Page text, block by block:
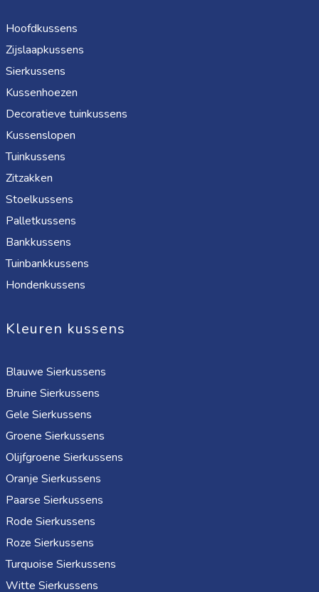
Hoofdkussens
Zijslaapkussens
Sierkussens
Kussenhoezen
Decoratieve tuinkussens
Kussenslopen
Tuinkussens
Zitzakken
Stoelkussens
Palletkussens
Bankkussens
Tuinbankkussens
Hondenkussens
Kleuren kussens
Blauwe Sierkussens
Bruine Sierkussens
Gele Sierkussens
Groene Sierkussens
Olijfgroene Sierkussens
Oranje Sierkussens
Paarse Sierkussens
Rode Sierkussens
Roze Sierkussens
Turquoise Sierkussens
Witte Sierkussens